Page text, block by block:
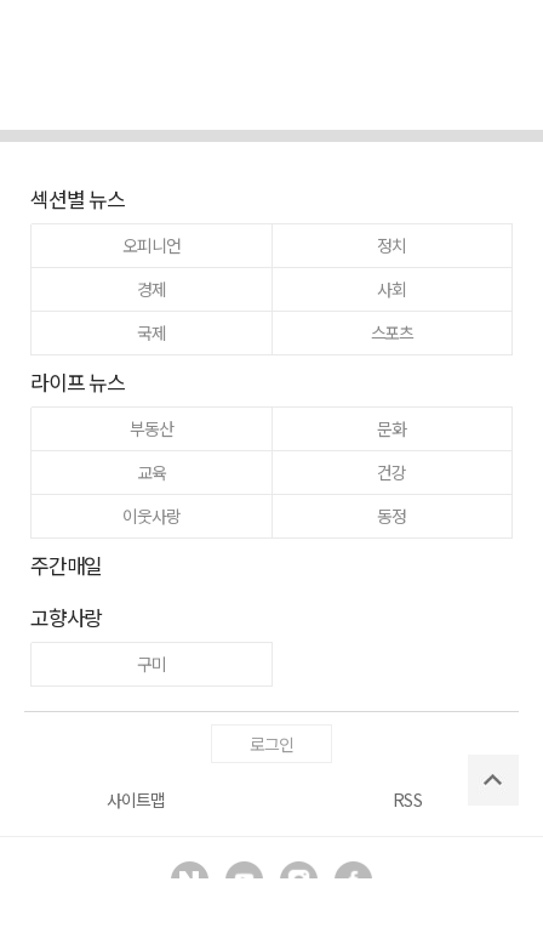
섹션별 뉴스
오피니언
정치
경제
사회
국제
스포츠
라이프 뉴스
부동산
문화
교육
건강
이웃사랑
동정
주간매일
고향사랑
구미
로그인
사이트맵 RSS